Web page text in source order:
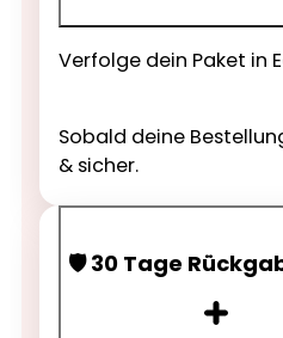
Verfolge dein Paket in
Sobald deine
& sicher.
🛡️ 30 Tage